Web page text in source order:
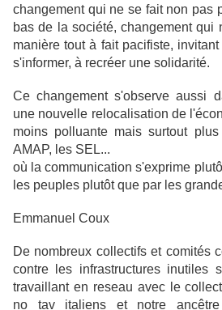
changement qui ne se fait non pas
bas de la société, changement qui
manière tout à fait pacifiste,
s'informer, à recréer une solidarité.
Ce changement s'observe aussi
une nouvelle relocalisation de
moins polluante mais surtout
AMAP, les SEL...
où la communication s'exprime
les peuples plutôt que par les
Emmanuel Coux
De nombreux collectifs et comités
contre les infrastructures inutiles
travaillant en reseau avec le
no tav italiens et notre